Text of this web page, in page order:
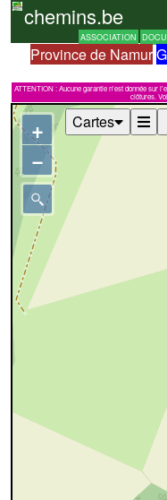
chemins.be
ASSOCIATION
Province de Namur
ATTENTION : Aucune garantie n'est donnée sur
clôtures.
+
−
Cartes